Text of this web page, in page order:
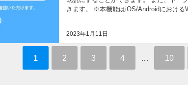
2023年1月11日
きます。 ※本機能はiOS/Androidにおける
1 2 3 4 … 10